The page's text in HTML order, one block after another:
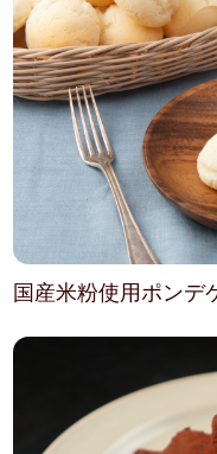
国産米粉使用ポンデ